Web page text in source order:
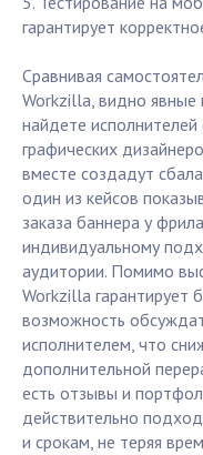
гарантирует
Сравнивая
Workzilla, видно
найдете исполнителей
графических
вместе создадут
один из кейсов
заказа баннера у
индивидуальному
аудитории. Помимо
Workzilla гарантирует
возможность
исполнителем, что
дополнительной
есть отзывы и
действительно
и срокам, не теряя